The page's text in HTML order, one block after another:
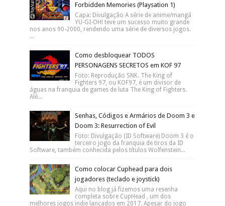
Forbidden Memories (Playsation 1)
Capa: Divulgação A série de anime/mangá
YU-GI-OH! teve um sucesso muito grande
nos anos 90-2000, rendendo uma série de diversos jogos.
...
Como desbloquear TODOS
PERSONAGENS SECRETOS em KOF 97
Foto: Reprodução SNK. The King of
Fighters 97, ou KOF97, é um divisor de
águas na franquia de games de luta The King of Fighters.
Alé...
Senhas, Códigos e Armários de Doom 3 e
Doom 3: Resurrection of Evil
Foto: Divulgação (ID Software) Doom 3 é o
terceiro jogo da franquia de tiros da ID
Software, também conhecida pelos títulos Wolfenstein...
Como colocar Cuphead para dois
jogadores (teclado e joystick)
Aqui no blog já fizemos uma resenha
completa sobre CupHead , um dos
melhores jogos indie lançados em 2017. Apesar do jogo